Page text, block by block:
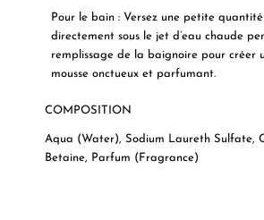
Pour le bain:Versez une petite
directement sous le jet d’eau chaude
remplissage de la baignoire pour créer
mousse onctueux et parfumant.
COMPOSITION
Aqua (Water), Sodium Laureth Sulfate,
Betaine, Parfum (Fragrance)